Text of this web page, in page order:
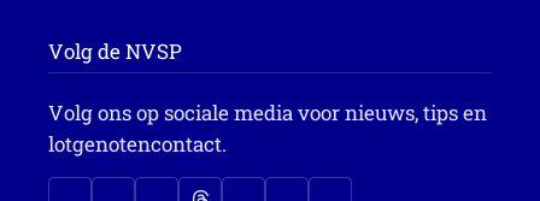
Volg de NVSP
Volg ons op sociale media voor nieuws, tips en
lotgenotencontact.